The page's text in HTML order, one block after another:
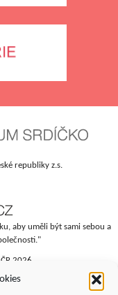
republiky z.s.
aby uměli být sami sebou a
2026